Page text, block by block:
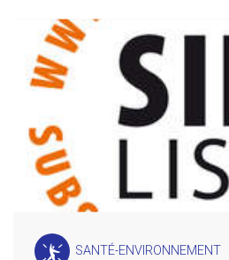
SANTÉ-ENVIRONNEMENT